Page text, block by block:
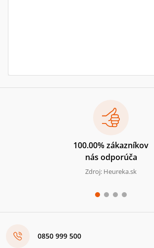
100.00% zákazníkov
nás odporúča
Zdroj: Heureka.sk
0850 999 500